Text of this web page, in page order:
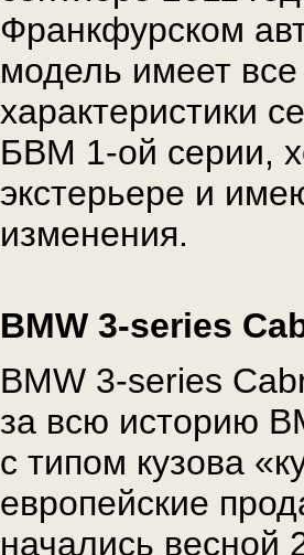
Франкфурском
модель имеет
характеристики
БВМ 1-ой серии,
экстерьере и
изменения.
BMW 3-series
BMW 3-series
за всю историю
с типом кузова
европейские
начались весной